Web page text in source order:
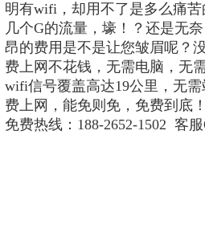
明有wifi，却用不了是多么痛
几个G的流量，壕！？还是无
昂的费用是不是让您皱眉呢？
费上网不花钱，无需电脑，无
wifi信号覆盖高达19公里，无
费上网，能免则免，免费到底
免费热线：188-2652-1502 客